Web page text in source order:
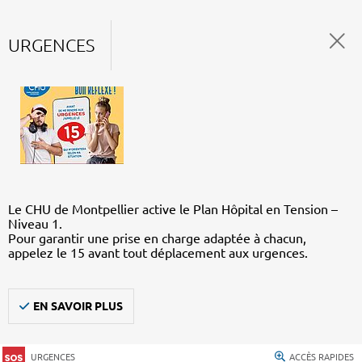
URGENCES
Le CHU de Montpellier active le Plan Hôpital en Tension –
Niveau 1.
Pour garantir une prise en charge adaptée à chacun,
appelez le 15 avant tout déplacement aux urgences.
EN SAVOIR PLUS
URGENCES ACCÈS RAPIDES